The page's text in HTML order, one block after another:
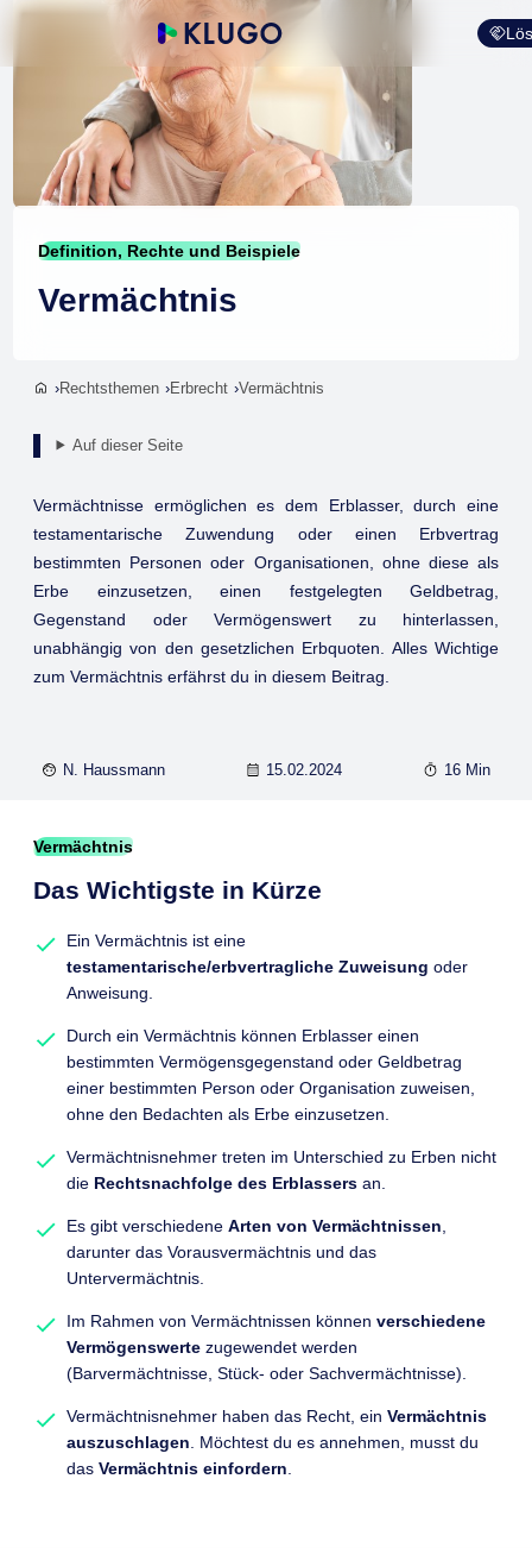
Definition, Rechte und Beispiele
Vermächtnis
Rechtsthemen Erbrecht Vermächtnis
Auf dieser Seite
Vermächtnisse ermöglichen es dem Erblasser, durch eine
testamentarische Zuwendung oder einen Erbvertrag
bestimmten Personen oder Organisationen, ohne diese als
Erbe einzusetzen, einen festgelegten Geldbetrag,
Gegenstand oder Vermögenswert zu hinterlassen,
unabhängig von den gesetzlichen Erbquoten. Alles Wichtige
zum Vermächtnis erfährst du in diesem Beitrag.
N. Haussmann 15.02.2024 16 Min
Vermächtnis
Das Wichtigste in Kürze
Ein Vermächtnis ist eine
testamentarische/erbvertragliche Zuweisung oder
Anweisung.
Durch ein Vermächtnis können Erblasser einen
bestimmten Vermögensgegenstand oder Geldbetrag
einer bestimmten Person oder Organisation zuweisen,
ohne den Bedachten als Erbe einzusetzen.
Vermächtnisnehmer treten im Unterschied zu Erben nicht
die Rechtsnachfolge des Erblassers an.
Es gibt verschiedene Arten von Vermächtnissen,
darunter das Vorausvermächtnis und das
Untervermächtnis.
Im Rahmen von Vermächtnissen können verschiedene
Vermögenswerte zugewendet werden
(Barvermächtnisse, Stück- oder Sachvermächtnisse).
Vermächtnisnehmer haben das Recht, ein Vermächtnis
auszuschlagen. Möchtest du es annehmen, musst du
das Vermächtnis einfordern.